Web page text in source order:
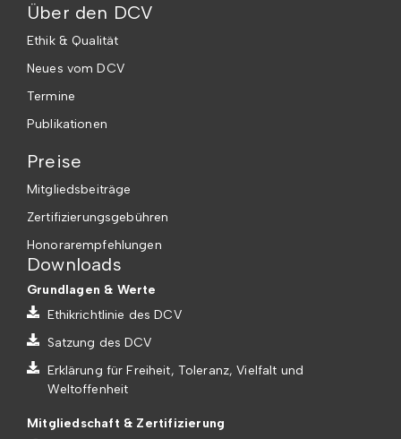
Über den DCV
Ethik & Qualität
Neues vom DCV
Termine
Publikationen
Preise
Mitgliedsbeiträge
Zertifizierungsgebühren
Honorarempfehlungen
Downloads
Grundlagen & Werte
Ethikrichtlinie des DCV
Satzung des DCV
Erklärung für Freiheit, Toleranz, Vielfalt und
Weltoffenheit
Mitgliedschaft & Zertifizierung